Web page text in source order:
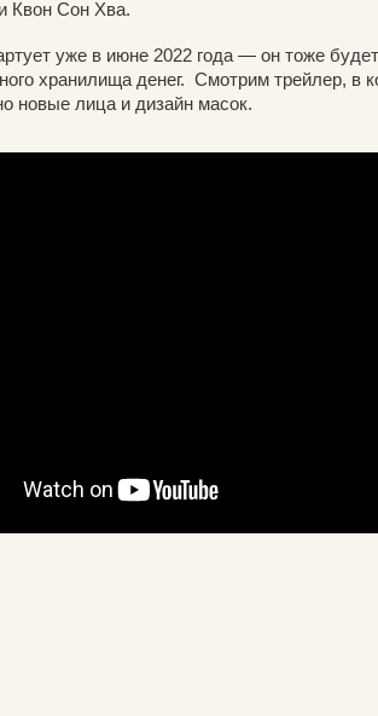
Квон Сон Хва.
уже в июне 2022 года — он тоже
хранилища денег. Смотрим трейлер, в
новые лица и дизайн масок.